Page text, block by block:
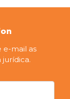
e-mail as
jurídica.